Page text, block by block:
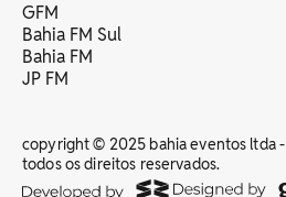
GFM
Bahia FM Sul
Bahia FM
JP FM
copyright © 2025 bahia eventos ltda -
todos os direitos reservados.